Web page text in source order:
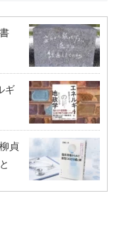
ギ
貞